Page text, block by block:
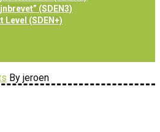
(SDEN3)
Level (SDEN+)
By jeroen